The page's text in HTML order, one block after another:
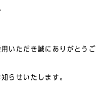
いただき誠にありがとうご
らせいたします。